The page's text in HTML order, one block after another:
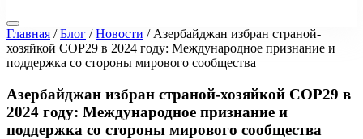
Главная /Блог /Новости / Азербайджан избран страной-
хозяйкой COP29 в 2024 году: Международное признание и
поддержка со стороны мирового сообщества
Азербайджан избран страной-хозяйкой COP29 в
2024 году: Международное признание и
поддержка со стороны мирового сообщества